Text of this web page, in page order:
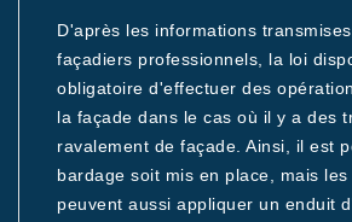
D'après les informations
façadiers professionnels, la loi
obligatoire d'effectuer des
la façade dans le cas où il y a des
ravalement de façade. Ainsi, il est
bardage soit mis en place, mais
peuvent aussi appliquer un enduit